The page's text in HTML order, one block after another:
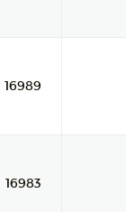
16989
16983